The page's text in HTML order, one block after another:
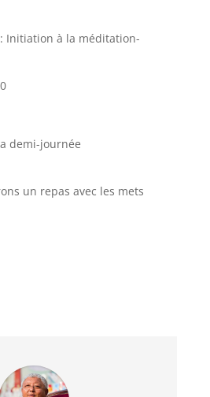
Initiation à la méditation-
demi-journée
un repas avec les mets